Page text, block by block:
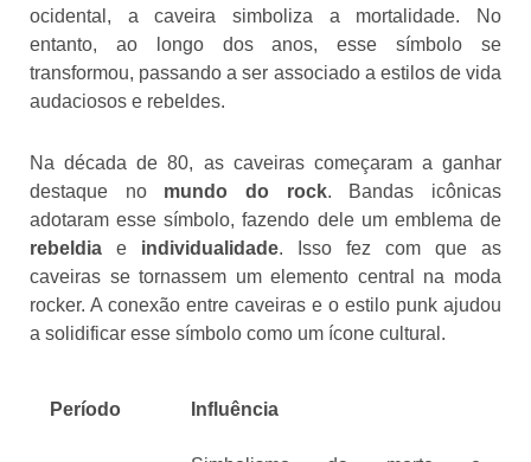
ocidental, a caveira simboliza a mortalidade. No
entanto, ao longo dos anos, esse símbolo se
transformou, passando a ser associado a estilos de vida
audaciosos e rebeldes.
Na década de 80, as caveiras começaram a ganhar
destaque no mundo do rock. Bandas icônicas
adotaram esse símbolo, fazendo dele um emblema de
rebeldia e individualidade. Isso fez com que as
caveiras se tornassem um elemento central na moda
rocker. A conexão entre caveiras e o estilo punk ajudou
a solidificar esse símbolo como um ícone cultural.
Período Influência